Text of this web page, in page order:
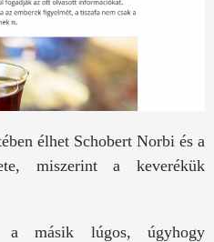
élhet Schobert Norbi és a
miszerint a keverékük
másik lúgos, úgyhogy